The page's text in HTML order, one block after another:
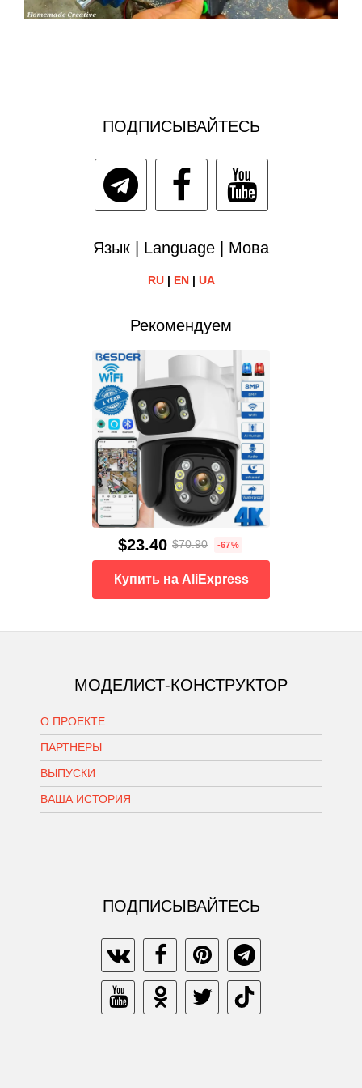
ПОДПИСЫВАЙТЕСЬ
Язык | Language | Мова
RU| EN| UA
Рекомендуем
$23.40 $70.90 -67%
Купить на AliExpress
МОДЕЛИСТ-КОНСТРУКТОР
О ПРОЕКТЕ
ПАРТНЕРЫ
ВЫПУСКИ
ВАША ИСТОРИЯ
ПОДПИСЫВАЙТЕСЬ